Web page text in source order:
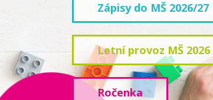
Zápisy do MŠ 2026/27
Letní provoz MŠ 2026
Ročenka